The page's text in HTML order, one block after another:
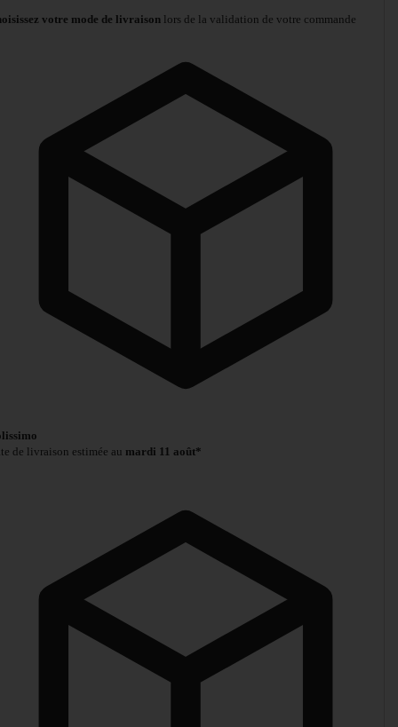
votre mode de livraison lors de la validation de votre commande
de livraison estimée au mardi 11 août*